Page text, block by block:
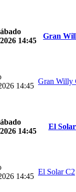
14:45
Gran
14:45
Gran Willy
14:45
El
14:45
El Solar C2